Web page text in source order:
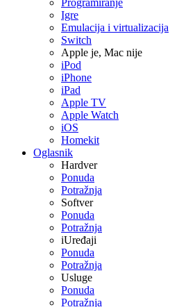
Programiranje
Igre
Emulacija i virtualizacija
Switch
Apple je, Mac nije
iPod
iPhone
iPad
Apple TV
Apple Watch
iOS
Homekit
Oglasnik
Hardver
Ponuda
Potražnja
Softver
Ponuda
Potražnja
iUređaji
Ponuda
Potražnja
Usluge
Ponuda
Potražnja